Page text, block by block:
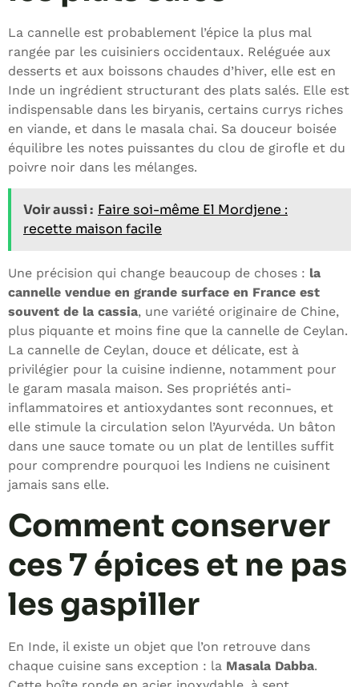
La cannelle est probablement l’épice la plus mal
rangée par les cuisiniers occidentaux. Reléguée aux
desserts et aux boissons chaudes d’hiver, elle est en
Inde un ingrédient structurant des plats salés. Elle est
indispensable dans les biryanis, certains currys riches
en viande, et dans le masala chai. Sa douceur boisée
équilibre les notes puissantes du clou de girofle et du
poivre noir dans les mélanges.
Voir aussi : Faire soi-même El Mordjene :
recette maison facile
Une précision qui change beaucoup de choses : la
cannelle vendue en grande surface en France est
souvent de la cassia, une variété originaire de Chine,
plus piquante et moins fine que la cannelle de Ceylan.
La cannelle de Ceylan, douce et délicate, est à
privilégier pour la cuisine indienne, notamment pour
le garam masala maison. Ses propriétés anti-
inflammatoires et antioxydantes sont reconnues, et
elle stimule la circulation selon l’Ayurvéda. Un bâton
dans une sauce tomate ou un plat de lentilles suffit
pour comprendre pourquoi les Indiens ne cuisinent
jamais sans elle.
Comment conserver
ces 7 épices et ne pas
les gaspiller
En Inde, il existe un objet que l’on retrouve dans
chaque cuisine sans exception : la Masala Dabba.